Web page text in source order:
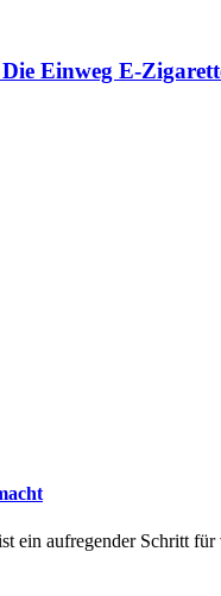
Einweg E-
ein aufregender Schritt